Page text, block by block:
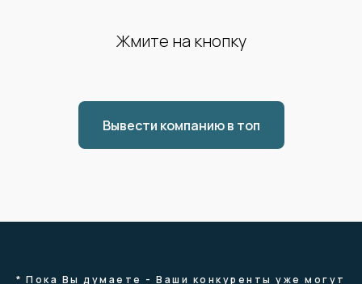
Жмите на кнопку
Вывести компанию в топ
* Пока Вы думаете - Ваши конкуренты уже могут